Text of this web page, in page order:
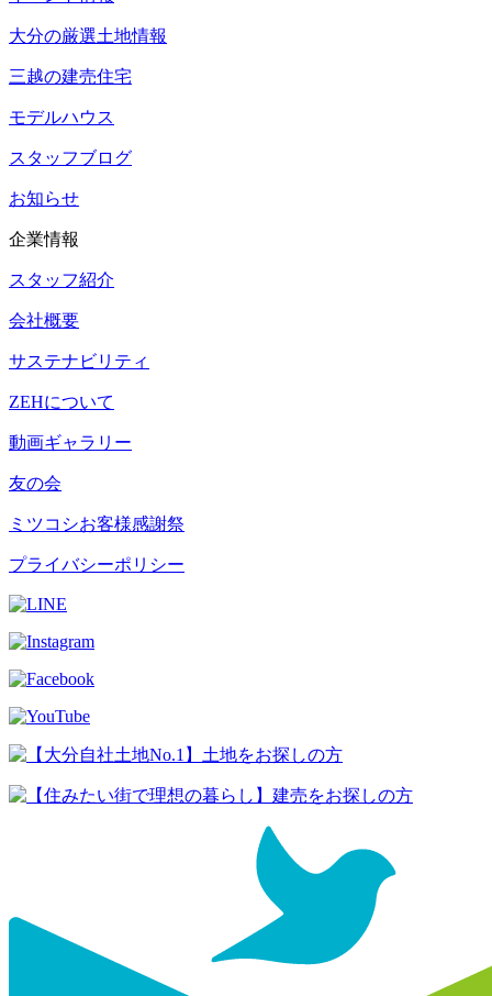
大分の厳選土地情報
三越の建売住宅
モデルハウス
スタッフブログ
お知らせ
企業情報
スタッフ紹介
会社概要
サステナビリティ
ZEHについて
動画ギャラリー
友の会
ミツコシお客様感謝祭
プライバシーポリシー